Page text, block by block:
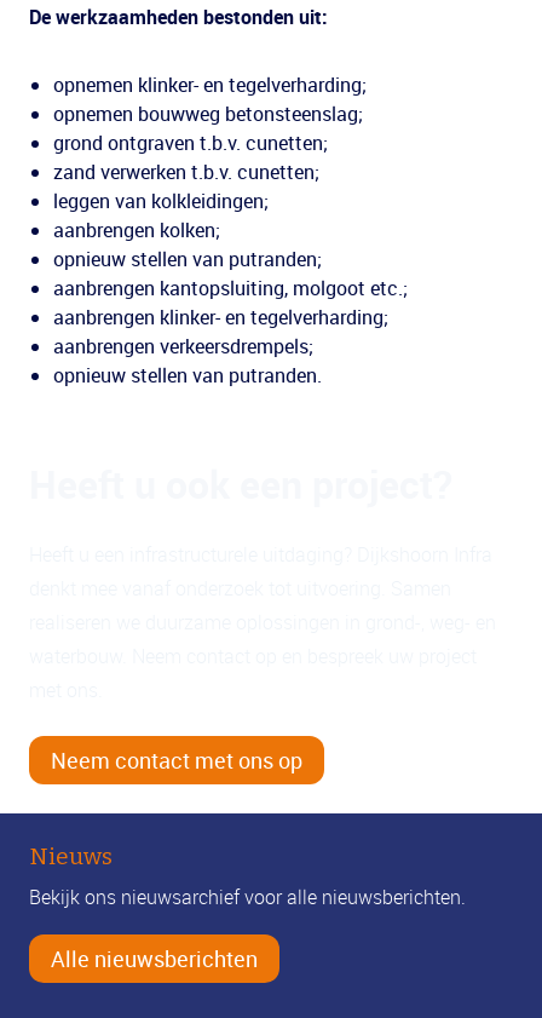
De werkzaamheden bestonden uit:
opnemen klinker- en tegelverharding;
opnemen bouwweg betonsteenslag;
grond ontgraven t.b.v. cunetten;
zand verwerken t.b.v. cunetten;
leggen van kolkleidingen;
aanbrengen kolken;
opnieuw stellen van putranden;
aanbrengen kantopsluiting, molgoot etc.;
aanbrengen klinker- en tegelverharding;
aanbrengen verkeersdrempels;
opnieuw stellen van putranden.
Neem contact met ons op
Nieuws
Bekijk ons nieuwsarchief voor alle nieuwsberichten.
Alle nieuwsberichten